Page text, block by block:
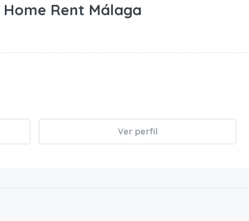
Home Rent Málaga
Ver perfil